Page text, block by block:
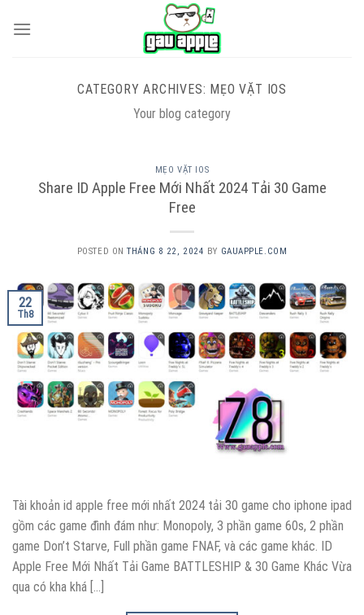
CATEGORY ARCHIVES: MẸO VẶT IOS
Your blog category
MẸO VẶT IOS
Share ID Apple Free Mới Nhất 2024 Tải 30 Game
Free
POSTED ONTHÁNG 8 22, 2024 BY GAUAPPLE.COM
22
Th8
Tài khoản id apple free mới nhất 2024 tải 30 game cho iphone ipad
gồm các game đình đám như: Monopoly, 3 phần game 60s, 2 phần
game Don’t Starve, Full phần game FNAF, và các game khác. ID
Apple Free Mới Nhất Tải Game BATTLESHIP & 30 Game Khác Vừa
qua có kha khá […]